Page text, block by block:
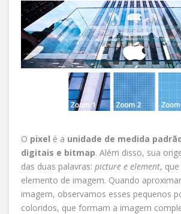
O pixel é a unidade de medida
digitais e bitmap. Além disso, sua
das duas palavras: picture e element,
elemento de imagem. Quando
imagem, observamos esses pequenos
coloridos, que formam a imagem